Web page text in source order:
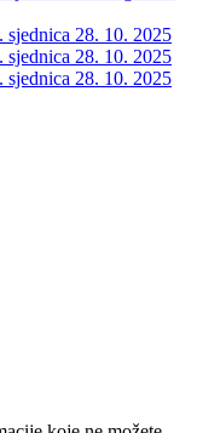
sjednica 28. 10. 2025
sjednica 28. 10. 2025
sjednica 28. 10. 2025